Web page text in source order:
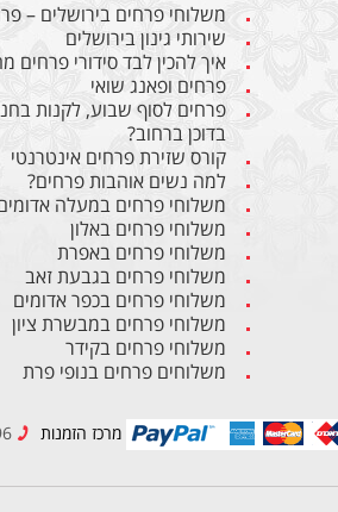
משלוחי פרחים בירושלים –
שירותי גינון בירושלים
איך להכין לבד סידורי פרחים
פרחים ופאנג שואי
פרחים לסוף שבוע, לקנות
בדוכן ברחוב?
קורס שזירת פרחים אינטרנטי
למה נשים אוהבות פרחים?
משלוחי פרחים במעלה
משלוחי פרחים באלון
משלוחי פרחים באפרת
משלוחי פרחים בגבעת זאב
משלוחי פרחים בכפר אדומים
משלוחי פרחים במבשרת ציון
משלוחי פרחים בקידר
משלוחים פרחים בנופי פרת
מרכז הזמנות 02-6234596